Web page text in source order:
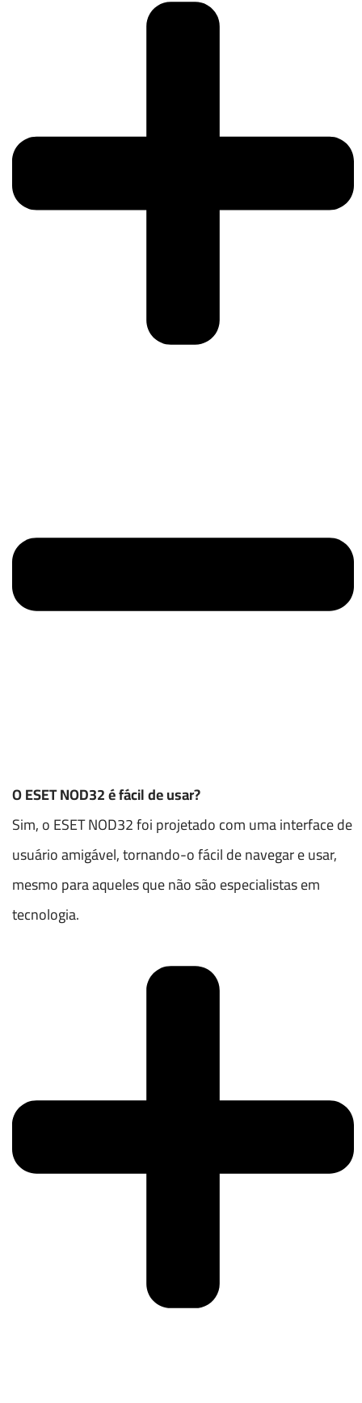
O ESET NOD32 é fácil de usar?
Sim, o ESET NOD32 foi projetado com uma interface de
usuário amigável, tornando-o fácil de navegar e usar,
mesmo para aqueles que não são especialistas em
tecnologia.